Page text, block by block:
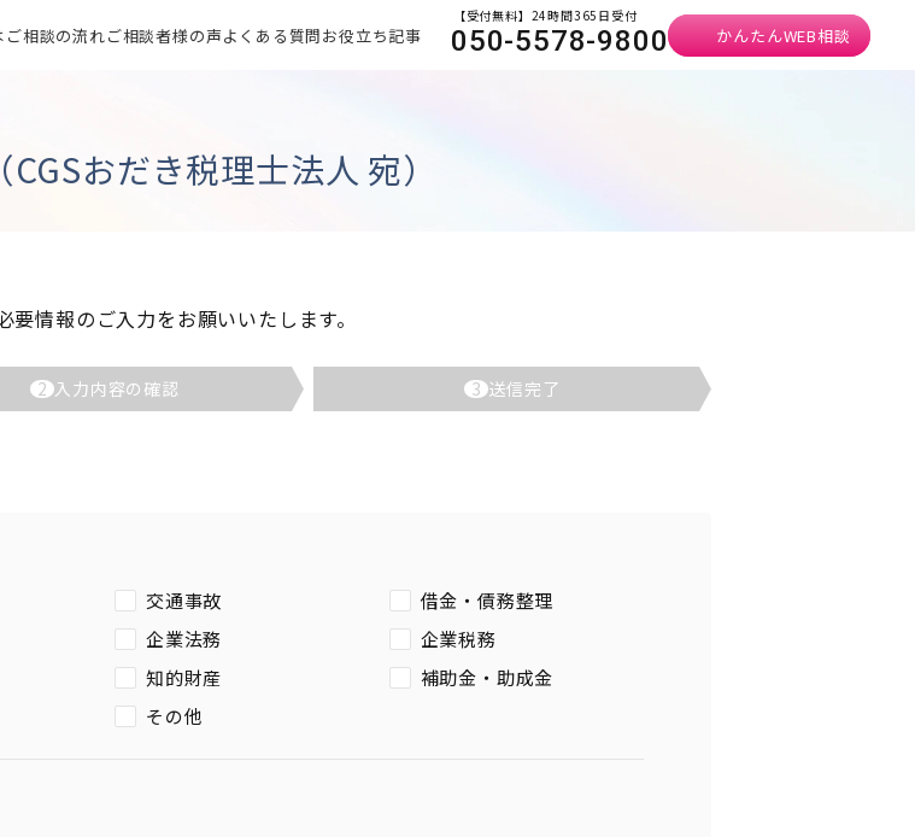
ご相談の流れご相談者様の声よくある質問お役立ち記事
【受付無料】24時間365日受付
050-5578-9800 かんたんWEB相談
おだき税理士法人 宛）
要情報のご入力をお願いいたします。
2 入力内容の確認 3 送信完了
交通事故
借金・債務整理
企業法務
企業税務
知的財産
補助金・助成金
その他